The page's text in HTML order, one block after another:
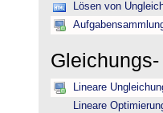
Lösen von
Lineare
Lineare